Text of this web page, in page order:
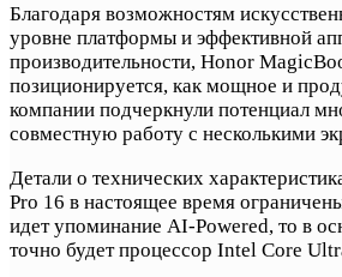
Благодаря возможностям
уровне платформы и эффективной
производительности, Honor
позиционируется, как мощное и
компании подчеркнули потенциал
совместную работу с несколькими
Детали о технических
Pro 16 в настоящее время
идет упоминание AI-Powered, то в
точно будет процессор Intel Core